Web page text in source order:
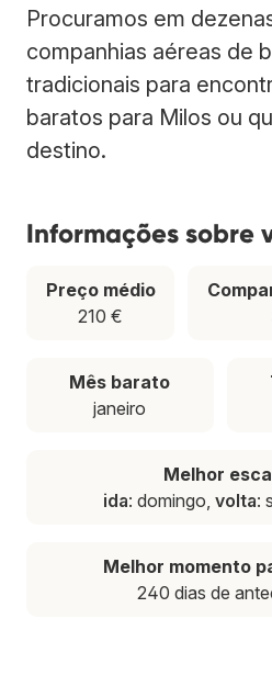
Procuramos em
companhias aéreas de
tradicionais para
baratos para Milos ou
destino.
Informações sobre
Preço médio
210 €
Mês barato
janeiro
Melhor
ida: domingo, volta:
Melhor momento
240 dias de